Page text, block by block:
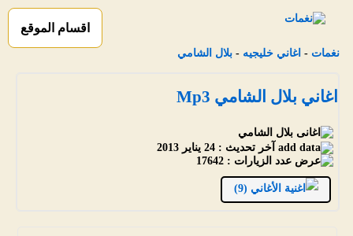
اقسام الموقع
نغمات - اغاني خليجيه - بلال الشامي
اغاني بلال الشامي Mp3
آخر تحديث : 24 يناير 2013
عدد الزيارات : 17642
الأغاني (9)